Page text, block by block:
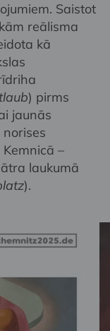
Saistot
reālisma
kā
) pirms
jaunās
–
laukumā
).